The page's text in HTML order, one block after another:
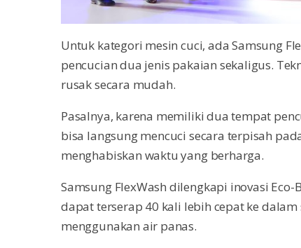
Untuk kategori mesin cuci, ada Samsung
pencucian dua jenis pakaian sekaligus.
rusak secara mudah.
Pasalnya, karena memiliki dua tempat
bisa langsung mencuci secara terpisah
menghabiskan waktu yang berharga.
Samsung FlexWash dilengkapi inovasi
dapat terserap 40 kali lebih cepat ke
menggunakan air panas.